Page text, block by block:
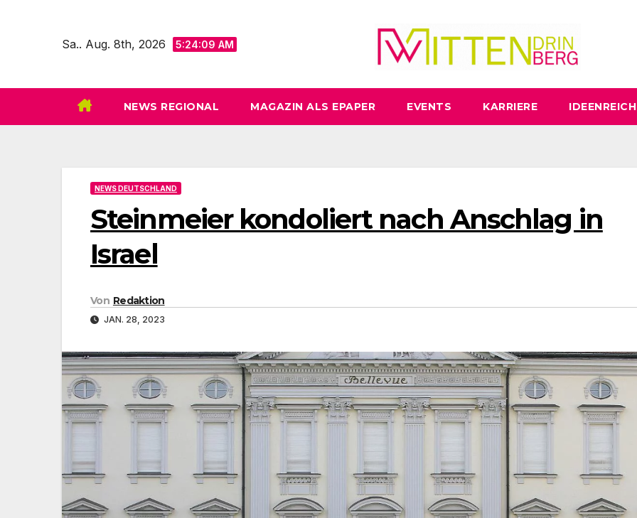
Sa.. Aug. 8th, 2026 5:24:11 AM
NEWS REGIONAL MAGAZIN ALS EPAPER EVENTS KARRIERE IDEENREICH
NEWS DEUTSCHLAND
Steinmeier kondoliert nach Anschlag in
Israel
Von Redaktion
JAN. 28, 2023